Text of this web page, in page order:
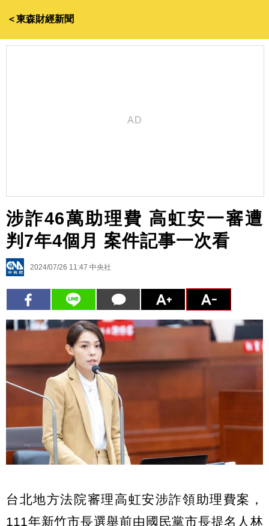
＜東森財經新聞
涉詐46萬助理費 高虹安一審遭
判7年4個月 案件記事一次看
2024/07/26 11:47 中央社
台北地方法院審理高虹安涉詐領助理費案，
111年新竹市長選舉前由國民黨市長提名人林